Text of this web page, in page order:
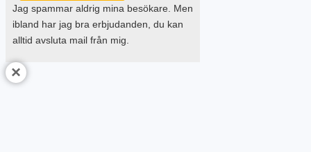
Jag spammar aldrig mina besökare. Men
ibland har jag bra erbjudanden, du kan
alltid avsluta mail från mig.
×